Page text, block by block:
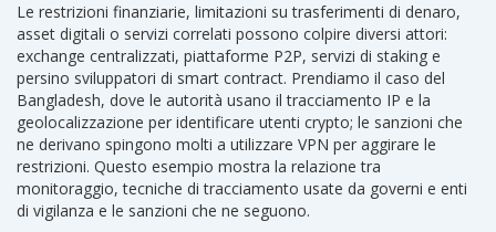
Le restrizioni finanziarie, limitazioni su trasferimenti di denaro,
asset digitali o servizi correlati possono colpire diversi attori:
exchange centralizzati, piattaforme P2P, servizi di staking e
persino sviluppatori di smart contract. Prendiamo il caso del
Bangladesh, dove le autorità usano il tracciamento IP e la
geolocalizzazione per identificare utenti crypto; le sanzioni che
ne derivano spingono molti a utilizzare VPN per aggirare le
restrizioni. Questo esempio mostra la relazione tra
monitoraggio,tecniche di tracciamento usate da governi e enti
di vigilanza e le sanzioni che ne seguono.